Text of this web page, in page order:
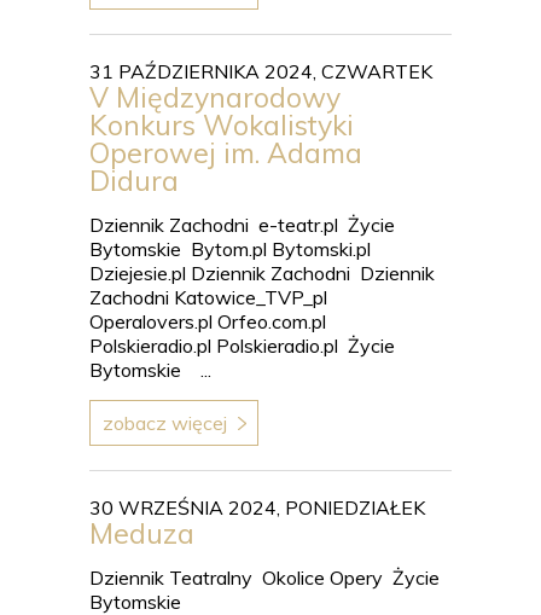
31 PAŹDZIERNIKA 2024, CZWARTEK
V Międzynarodowy
Konkurs Wokalistyki
Operowej im. Adama
Didura
Dziennik Zachodni e-teatr.pl Życie
Bytomskie Bytom.pl Bytomski.pl
Dziejesie.pl Dziennik Zachodni Dziennik
Zachodni Katowice_TVP_pl
Operalovers.pl Orfeo.com.pl
Polskieradio.pl Polskieradio.pl Życie
Bytomskie ...
zobacz więcej
30 WRZEŚNIA 2024, PONIEDZIAŁEK
Meduza
Dziennik Teatralny Okolice Opery Życie
Bytomskie